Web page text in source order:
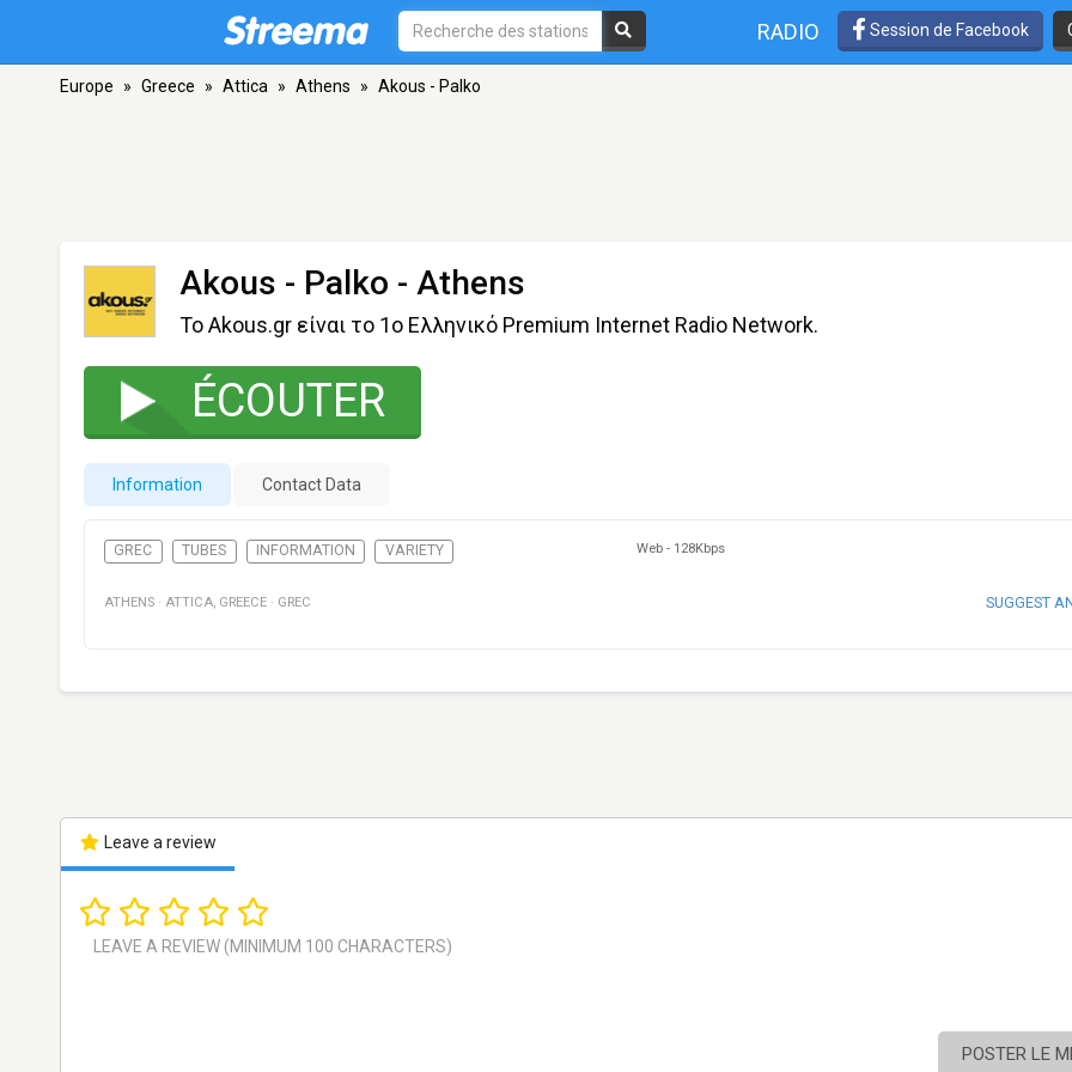
RADIO Session de Facebook
Europe » Greece » Attica » Athens » Akous - Palko
Akous - Palko - Athens
Το Akous.gr είναι τo 1o Ελληνικό Premium Internet Radio Network.
ÉCOUTER
Information Contact Data
GREC TUBES INFORMATION VARIETY Web - 128Kbps
ATHENS · ATTICA, GREECE · GREC SUGGEST
Leave a review
POSTER LE